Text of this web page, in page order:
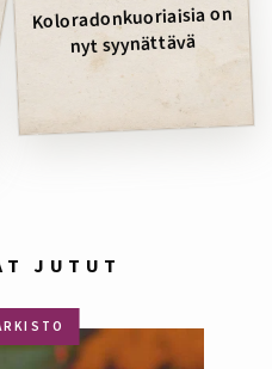
Koloradonkuoriaisia on
nyt syynättävä
JUTUT